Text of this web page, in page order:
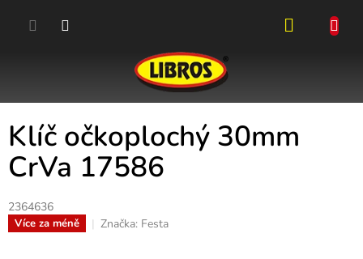
Klíč očkoplochý 30mm
CrVa 17586
2364636
Více za méně Značka: Festa